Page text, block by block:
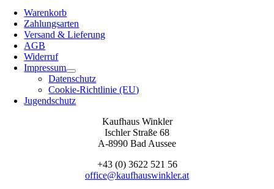
Warenkorb
Zahlungsarten
Versand & Lieferung
AGB
Widerruf
Impressum
Datenschutz
Cookie-Richtlinie (EU)
Jugendschutz
Kaufhaus Winkler
Ischler Straße 68
A-8990 Bad Aussee
+43 (0) 3622 521 56
office@kaufhauswinkler.at